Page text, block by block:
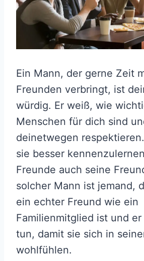
Ein Mann, der gerne Zeit
Freunden verbringt, ist
würdig. Er weiß, wie
Menschen für dich sind
deinetwegen
sie besser
Freunde auch seine
solcher Mann ist jemand,
ein echter Freund wie ein
Familienmitglied ist und
tun, damit sie sich in
wohlfühlen.